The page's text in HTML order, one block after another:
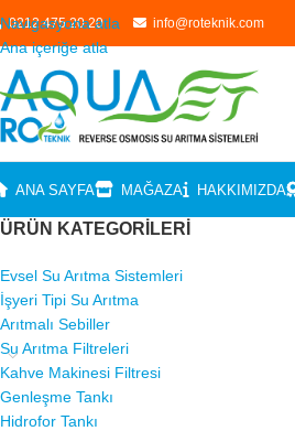
Navigasyona atla
Ana içeriğe atla
0212 475 20 20 info@roteknik.com
ANA SAYFA MAĞAZA HAKKIMIZDA
ÜRÜN KATEGORILERI
Evsel Su Arıtma Sistemleri
İşyeri Tipi Su Arıtma
Arıtmalı Sebiller
Su Arıtma Filtreleri
Kahve Makinesi Filtresi
Genleşme Tankı
Hidrofor Tankı